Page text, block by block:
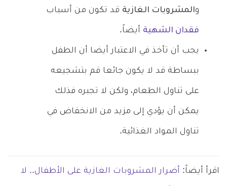
والمشروبات الغازية قد تكون من أسباب
فقدان الشهية أيضاً.
يجب أن تأخذ في الاعتبار أيضا أن الطفل
ببساطة قد لا يكون جائعا قم بتشجيعه
على تناول الطعام، ولكن لا تجبره فذلك
يمكن أن يؤدي إلى مزيد من الانخفاض في
تناول المواد الغذائية.
اقرأ أيضاً: أضرار المشروبات الغازية على الأطفال.. لا